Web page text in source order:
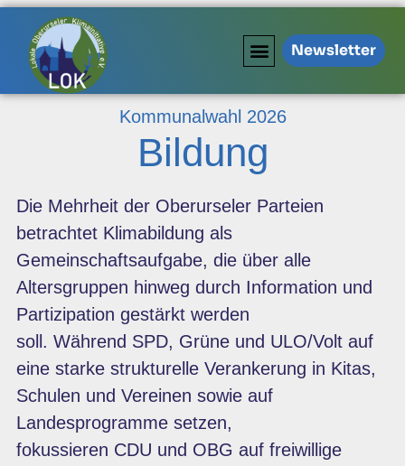
Newsletter
Kommunalwahl 2026
Bildung
Die Mehrheit der Oberurseler Parteien
betrachtet Klimabildung als
Gemeinschaftsaufgabe, die über alle
Altersgruppen hinweg durch Information und
Partizipation gestärkt werden
soll. Während SPD, Grüne und ULO/Volt auf
eine starke strukturelle Verankerung in Kitas,
Schulen und Vereinen sowie auf
Landesprogramme setzen,
fokussieren CDU und OBG auf freiwillige